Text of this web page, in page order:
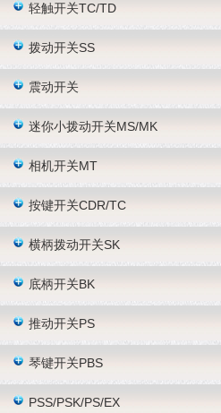
轻触开关TC/TD
拨动开关SS
震动开关
迷你小拨动开关MS/MK
相机开关MT
按键开关CDR/TC
横柄拨动开关SK
底柄开关BK
推动开关PS
琴键开关PBS
PSS/PSK/PS/EX